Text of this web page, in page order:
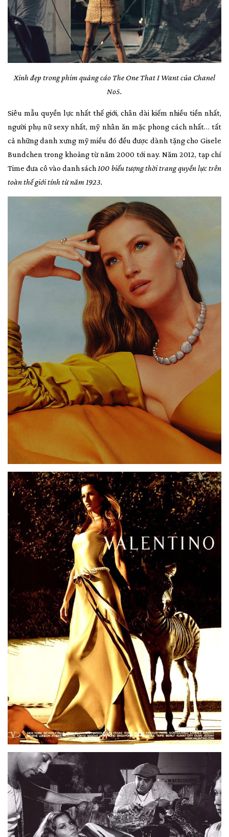
Xinh đẹp trong phim quảng cáo The One That I Want của Chanel
No5.
Siêu mẫu quyền lực nhất thế giới, chân dài kiếm nhiều tiền nhất,
người phụ nữ sexy nhất, mỹ nhân ăn mặc phong cách nhất… tất
cả những danh xưng mỹ miều đó đều được dành tặng cho Gisele
Bundchen trong khoảng từ năm 2000 tới nay. Năm 2012, tạp chí
Time đưa cô vào danh sách 100 biểu tượng thời trang quyền lực trên
toàn thế giới tính từ năm 1923.